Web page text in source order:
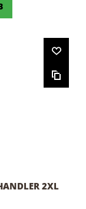
2XL